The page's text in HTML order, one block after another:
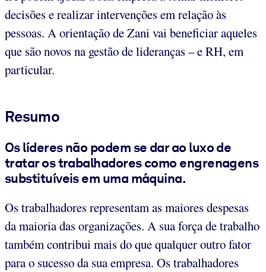
decisões e realizar intervenções em relação às
pessoas. A orientação de Zani vai beneficiar aqueles
que são novos na gestão de lideranças – e RH, em
particular.
Resumo
Os líderes não podem se dar ao luxo de
tratar os trabalhadores como engrenagens
substituíveis em uma máquina.
Os trabalhadores representam as maiores despesas
da maioria das organizações. A sua força de trabalho
também contribui mais do que qualquer outro fator
para o sucesso da sua empresa. Os trabalhadores